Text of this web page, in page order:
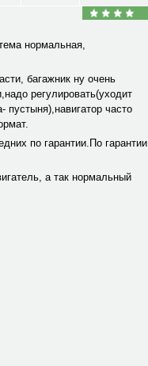
нормальная,
багажник ну очень
регулировать(уходит
пустыня),навигатор часто
по гарантии.По гарантии
а так нормальный